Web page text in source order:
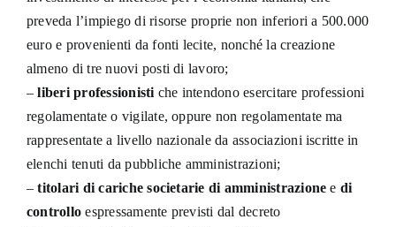
preveda l’impiego di risorse proprie non inferiori a 500.000
euro e provenienti da fonti lecite, nonché la creazione
almeno di tre nuovi posti di lavoro;
–liberi professionisti che intendono esercitare professioni
regolamentate o vigilate, oppure non regolamentate ma
rappresentate a livello nazionale da associazioni iscritte in
elenchi tenuti da pubbliche amministrazioni;
–titolari di cariche societarie di amministrazione e di
controllo espressamente previsti dal decreto